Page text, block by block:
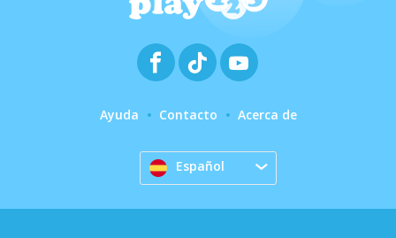
Ayuda Contacto Acerca de
Español